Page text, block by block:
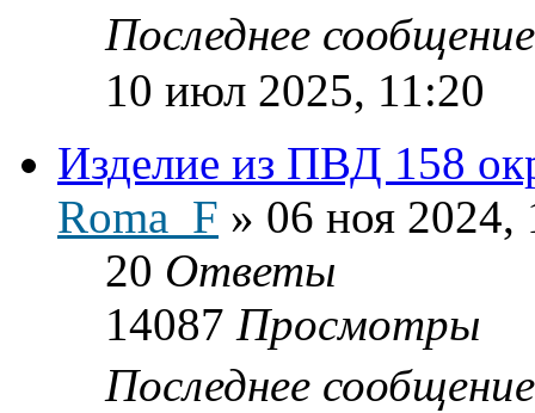
Последнее
10 июл 2025, 11:20
Изделие из ПВД 158
Roma_F » 06 ноя 2024,
20 Ответы
14087 Просмотры
Последнее